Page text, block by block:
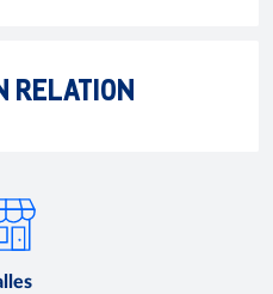
RELATION
restauration